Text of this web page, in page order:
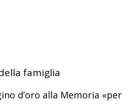
famiglia
d’oro alla Memoria «per